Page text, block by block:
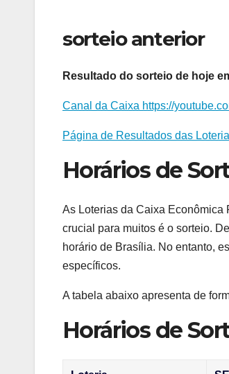
sorteio anterior
Resultado do sorteio de hoje
Canal da Caixa https://
Página de Resultados das
Horários de
As Loterias da Caixa Econômica
crucial para muitos é o sorteio.
horário de Brasília. No entanto,
específicos.
A tabela abaixo apresenta de
Horários de